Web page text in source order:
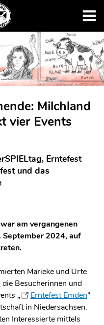
Milchland
vier Events
Erntefest
und das
am vergangenen
September 2024, auf
Marieke und Urte
die Besucherinnen und
„
Erntefest Emden“
in Niedersachsen.
Interessierte mittels